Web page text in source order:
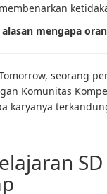
alasan mengapa
seorang
Komunitas
karyanya